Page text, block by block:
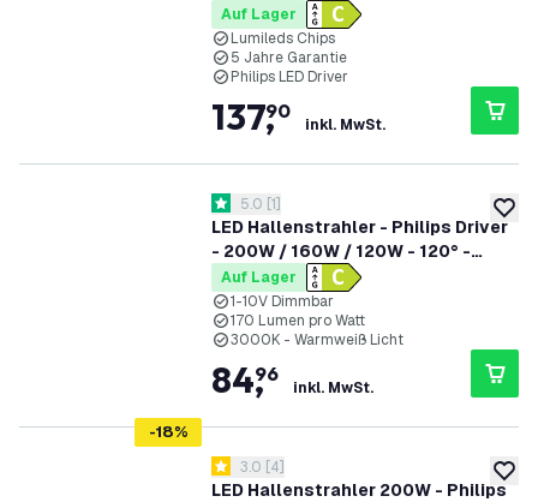
120W - 120° - 175lm/W - 4000K -
IP65 - Dimmbar - 5 Jahre Garantie -
GS-geprüft
Auf Lager
Lumileds Chips
5 Jahre Garantie
Philips LED Driver
137,
90
inkl. MwSt.
zur
LED Hallenstrahler - Philips Driver
- 200W / 160W / 120W - 120° -
170lm/W - 3000K - IP65 - Dimmbar
- 5 Jahre Garantie
Bewertungsbereich öffnen
5 Bewertungssterne
5.0 [1]
Auf Lager
1-10V Dimmbar
170 Lumen pro Watt
3000K - Warmweiß Licht
84,
96
inkl. MwSt.
zur
-18%
LED Hallenstrahler 200W - Philips
Bewertungsbereich öffnen
3 Bewertungssterne
3.0 [4]